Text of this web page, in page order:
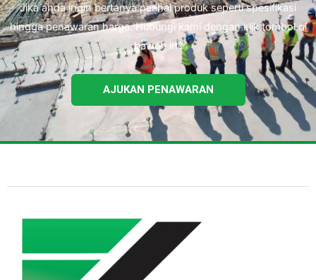
Jika anda ingin bertanya perihal produk seperti spesifikasi
hingga penawaran harga. Hubungi kami dengan klik tombol di
bawah ini.
AJUKAN PENAWARAN